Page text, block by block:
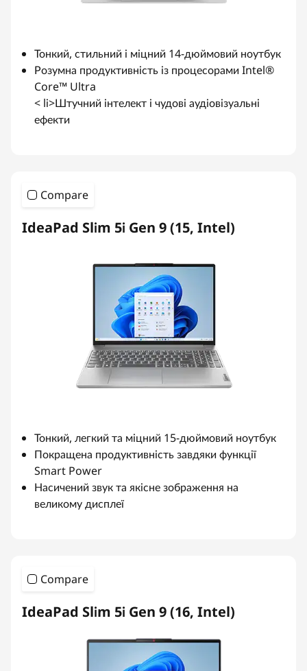
Тонкий, стильний і міцний 14-дюймовий ноутбук
Розумна продуктивність із процесорами Intel®
Core™ Ultra
< li>Штучний інтелект і чудові аудіовізуальні
ефекти
Compare
IdeaPad Slim 5i Gen 9 (15, Intel)
Тонкий, легкий та міцний 15-дюймовий ноутбук
Покращена продуктивність завдяки функції
Smart Power
Насичений звук та якісне зображення на
великому дисплеї
Compare
IdeaPad Slim 5i Gen 9 (16, Intel)